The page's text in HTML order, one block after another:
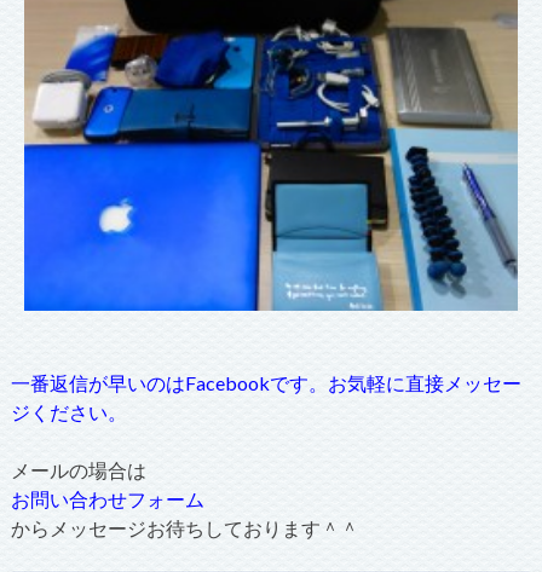
一番返信が早いのはFacebookです。お気軽に直接メッセー
ジください。
メールの場合は
お問い合わせフォーム
からメッセージお待ちしております＾＾